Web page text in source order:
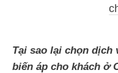
Tại sao lại chọn
biến áp cho khách ở